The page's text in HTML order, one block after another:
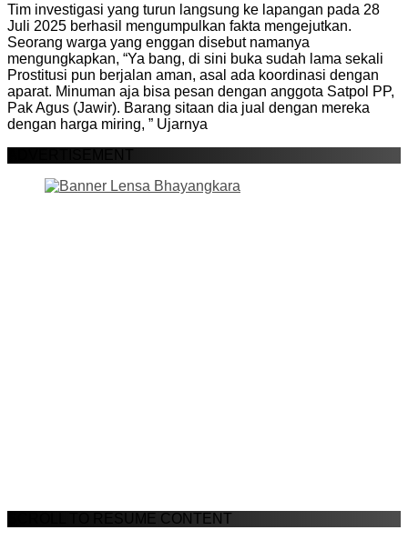
​Tim investigasi yang turun langsung ke lapangan pada 28
Juli 2025 berhasil mengumpulkan fakta mengejutkan.
Seorang warga yang enggan disebut namanya
mengungkapkan, “Ya bang, di sini buka sudah lama sekali
Prostitusi pun berjalan aman, asal ada koordinasi dengan
aparat. Minuman aja bisa pesan dengan anggota Satpol PP,
Pak Agus (Jawir). Barang sitaan dia jual dengan mereka
dengan harga miring, ” Ujarnya
ADVERTISEMENT
SCROLL TO RESUME CONTENT